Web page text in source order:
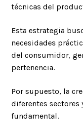
técnicas del
Esta estrategia
necesidades
del consumidor,
pertenencia.
Por supuesto, la
diferentes sectores
fundamental.